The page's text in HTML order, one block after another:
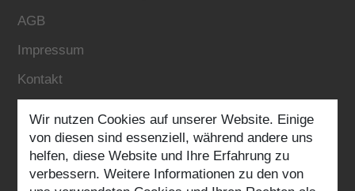
AGB
Impressum
Kontakt
Folgen Sie uns:
Wir nutzen Cookies auf unserer Website. Einige
von diesen sind essenziell, während andere uns
helfen, diese Website und Ihre Erfahrung zu
verbessern. Weitere Informationen zu den von